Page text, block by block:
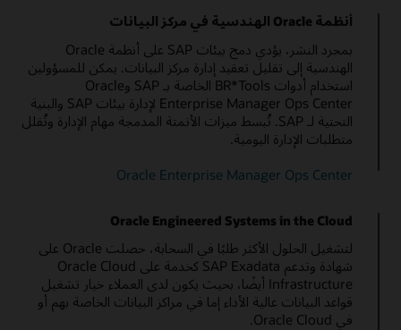
أنظمة Oracle الهندسية في مركز البيانات
بمجرد النشر، يؤدي دمج بيئات SAP على أنظمة Oracle
الهندسية إلى تقليل تعقيد إدارة مركز البيانات. يمكن للمسؤولين
استخدام أدوات BR*Tools الخاصة بـ SAP وOracle
Enterprise Manager Ops Center لإدارة بيئات SAP والبنية
التحتية لـ SAP. تُبسط ميزات الأتمتة المدمجة مهام الإدارة وتُقلل
متطلبات الإدارة اليومية.
Oracle Enterprise Manager Ops Center
Oracle Engineered Systems in the Cloud
لتشغيل الحلول الأكثر طلبًا في السحابة، حصلت Oracle على
شهادة وتدعم SAP Exadata كخدمة على Oracle Cloud
Infrastructure أيضًا، بحيث يكون لدى العملاء خيار تشغيل
قواعد البيانات عالية الأداء إما في مراكز البيانات الخاصة بهم أو
في Oracle Cloud.